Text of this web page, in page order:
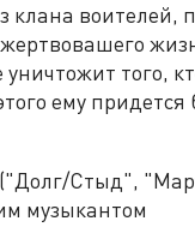
клана воителей,
того,
ему
("Долг/Стыд",
музыкантом